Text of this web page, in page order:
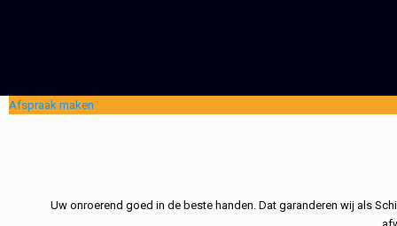
Afspraak maken
Uw onroerend goed in de beste handen. Dat garanderen wij als